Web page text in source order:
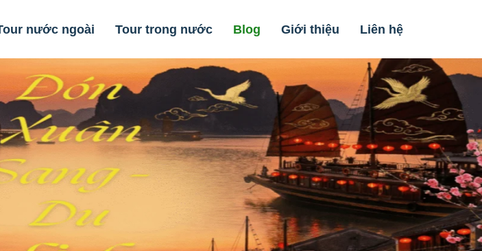
nước ngoài Tour trong nước Blog Giới thiệu Liên hệ